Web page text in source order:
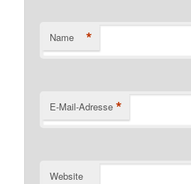
Name *
E-Mail-Adresse *
Website